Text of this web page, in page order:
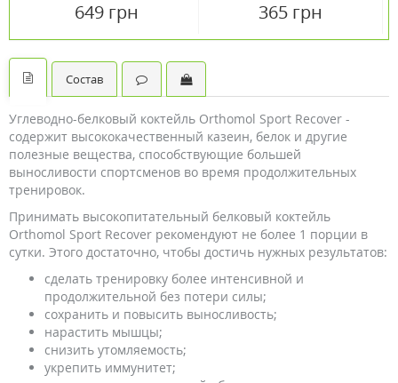
649 грн 365 грн
Состав
Углеводно-белковый коктейль Orthomol Sport Recover -
содержит высококачественный казеин, белок и другие
полезные вещества, способствующие большей
выносливости спортсменов во время продолжительных
тренировок.
Принимать высокопитательный белковый коктейль
Orthomol Sport Recover рекомендуют не более 1 порции в
сутки. Этого достаточно, чтобы достичь нужных результатов:
сделать тренировку более интенсивной и
продолжительной без потери силы;
сохранить и повысить выносливость;
нарастить мышцы;
снизить утомляемость;
укрепить иммунитет;